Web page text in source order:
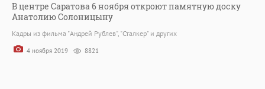
В центре Саратова 6 ноября откроют памятную доску
Анатолию Солоницыну
Кадры из фильма "Андрей Рублев", "Сталкер" и других
4 ноября 2019 8821